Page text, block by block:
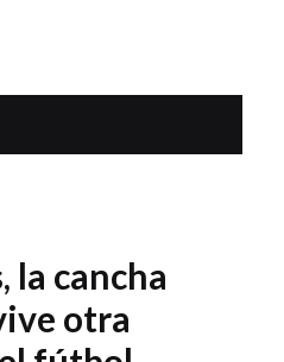
la cancha
otra